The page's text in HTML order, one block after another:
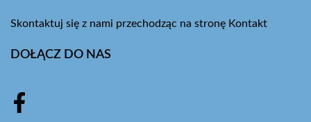
Skontaktuj się z nami przechodząc na stronę Kontakt
DOŁĄCZ DO NAS